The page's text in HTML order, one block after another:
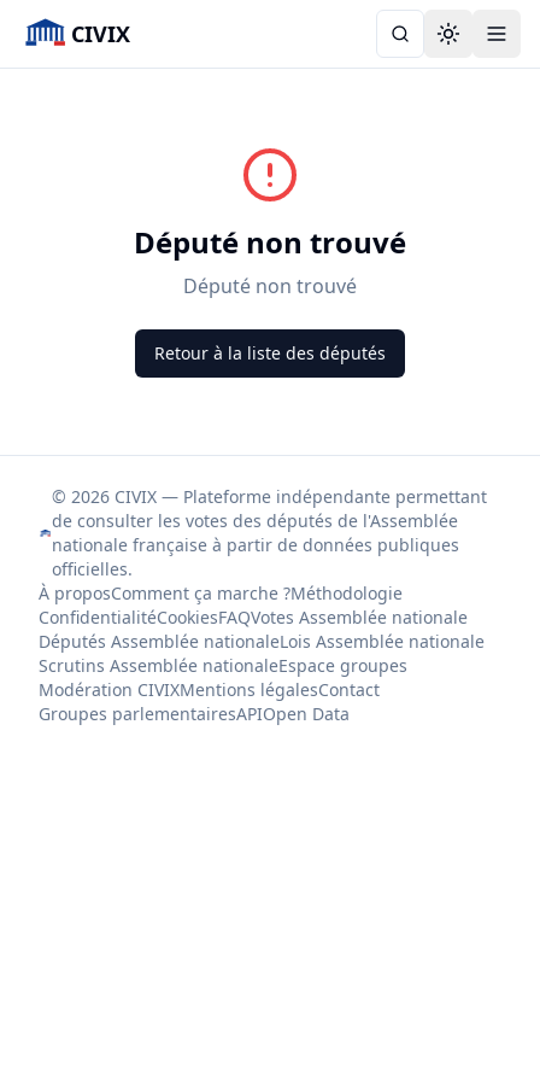
CIVIX Toggle
Député non trouvé
Député non trouvé
Retour à la liste des députés
© 2026 CIVIX — Plateforme indépendante permettant
de consulter les votes des députés de l'Assemblée
nationale française à partir de données publiques
officielles.
À proposComment ça marche ?Méthodologie
ConfidentialitéCookiesFAQVotes Assemblée nationale
Députés Assemblée nationaleLois Assemblée nationale
Scrutins Assemblée nationaleEspace groupes
Modération CIVIXMentions légalesContact
Groupes parlementairesAPIOpen Data